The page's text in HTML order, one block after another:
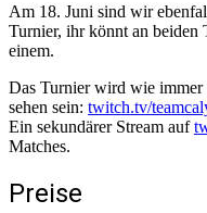
Am 18. Juni sind wir
Turnier, ihr könnt an beiden
einem.
Das Turnier wird wie
sehen sein: twitch.tv/
Ein sekundärer Stream auf
Matches.
Preise